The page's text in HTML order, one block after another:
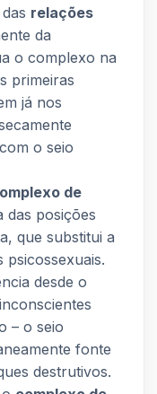
relações
da
o complexo na
primeiras
já nos
o seio
de
das posições
que substitui a
desde o
– o seio
fonte
destrutivos.